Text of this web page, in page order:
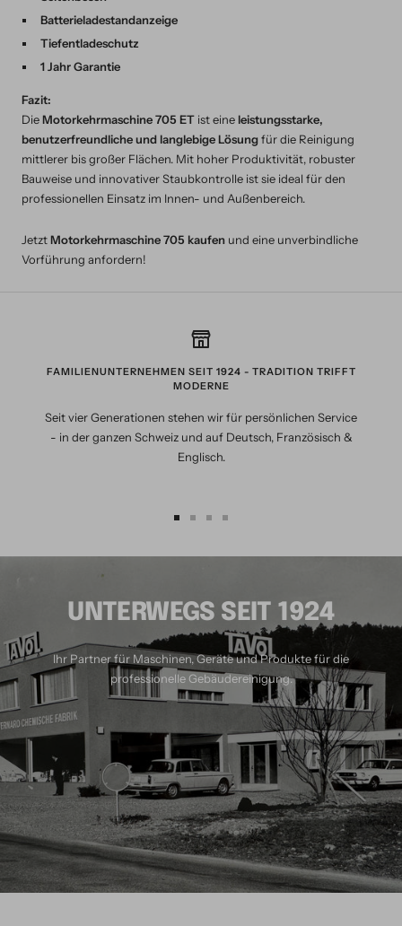
Batterieladestandanzeige
Tiefentladeschutz
1 Jahr Garantie
Fazit:
DieMotorkehrmaschine 705 ET ist eine leistungsstarke,
benutzerfreundliche und langlebige Lösungfür die Reinigung
mittlerer bis großer Flächen. Mit hoher Produktivität, robuster
Bauweise und innovativer Staubkontrolle ist sie ideal für den
professionellen Einsatz im Innen- und Außenbereich.
JetztMotorkehrmaschine 705 kaufen und eine unverbindliche
Vorführung anfordern!
FAMILIENUNTERNEHMEN SEIT 1924 - TRADITION TRIFFT
MODERNE
Seit vier Generationen stehen wir für persönlichen Service
- in der ganzen Schweiz und auf Deutsch, Französisch &
Englisch.
UNTERWEGS SEIT 1924
Ihr Partner für Maschinen, Geräte und Produkte für die
professionelle Gebäudereinigung.